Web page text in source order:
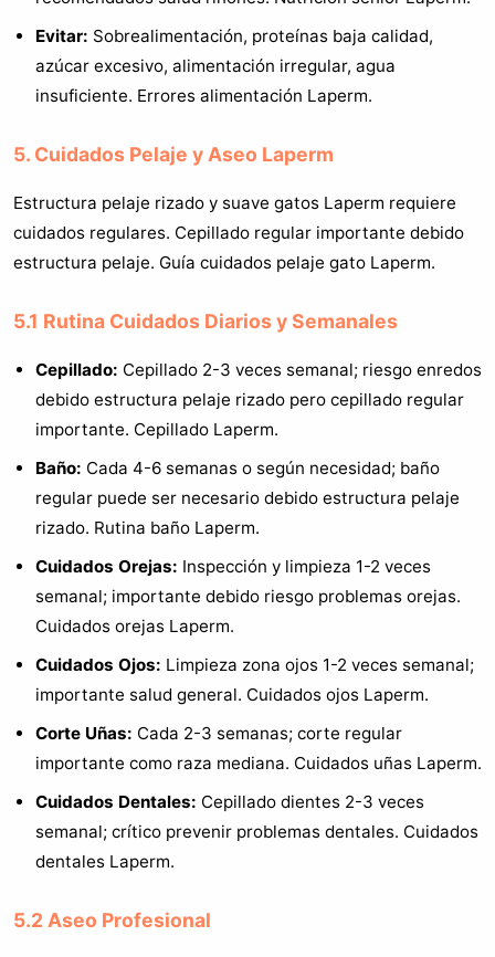
Evitar: Sobrealimentación, proteínas baja calidad,
azúcar excesivo, alimentación irregular, agua
insuficiente. Errores alimentación Laperm.
5. Cuidados Pelaje y Aseo Laperm
Estructura pelaje rizado y suave gatos Laperm requiere
cuidados regulares. Cepillado regular importante debido
estructura pelaje. Guía cuidados pelaje gato Laperm.
5.1 Rutina Cuidados Diarios y Semanales
Cepillado: Cepillado 2-3 veces semanal; riesgo enredos
debido estructura pelaje rizado pero cepillado regular
importante. Cepillado Laperm.
Baño: Cada 4-6 semanas o según necesidad; baño
regular puede ser necesario debido estructura pelaje
rizado. Rutina baño Laperm.
Cuidados Orejas: Inspección y limpieza 1-2 veces
semanal; importante debido riesgo problemas orejas.
Cuidados orejas Laperm.
Cuidados Ojos: Limpieza zona ojos 1-2 veces semanal;
importante salud general. Cuidados ojos Laperm.
Corte Uñas: Cada 2-3 semanas; corte regular
importante como raza mediana. Cuidados uñas Laperm.
Cuidados Dentales: Cepillado dientes 2-3 veces
semanal; crítico prevenir problemas dentales. Cuidados
dentales Laperm.
5.2 Aseo Profesional